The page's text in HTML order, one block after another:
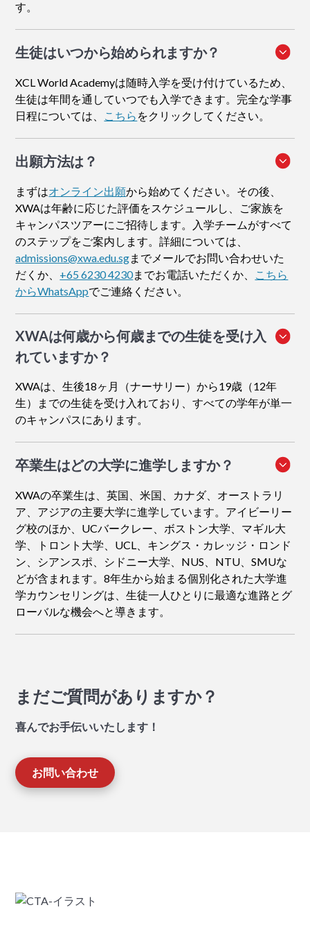
す。
生徒はいつから始められますか？
XCL World Academyは随時入学を受け付けているため、
生徒は年間を通していつでも入学できます。完全な学事
日程については、 こちら をクリックしてください。
出願方法は？
まずはオンライン出願から始めてください。その後、
XWAは年齢に応じた評価をスケジュールし、ご家族を
キャンパスツアーにご招待します。入学チームがすべて
のステップをご案内します。詳細については、
admissions@xwa.edu.sgまでメールでお問い合わせいた
だくか、 +65 6230 4230までお電話いただくか、 こちら
からWhatsAppでご連絡ください。
XWAは何歳から何歳までの生徒を受け入
れていますか？
XWAは、生後18ヶ月（ナーサリー）から19歳（12年
生）までの生徒を受け入れており、すべての学年が単一
のキャンパスにあります。
卒業生はどの大学に進学しますか？
XWAの卒業生は、英国、米国、カナダ、オーストラリ
ア、アジアの主要大学に進学しています。アイビーリー
グ校のほか、UCバークレー、ボストン大学、マギル大
学、トロント大学、UCL、キングス・カレッジ・ロンド
ン、シアンスポ、シドニー大学、NUS、NTU、SMUな
どが含まれます。8年生から始まる個別化された大学進
学カウンセリングは、生徒一人ひとりに最適な進路とグ
ローバルな機会へと導きます。
まだご質問がありますか？
喜んでお手伝いいたします！
お問い合わせ